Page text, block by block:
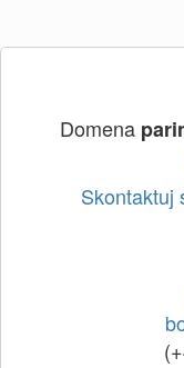
Domena
Skontaktuj